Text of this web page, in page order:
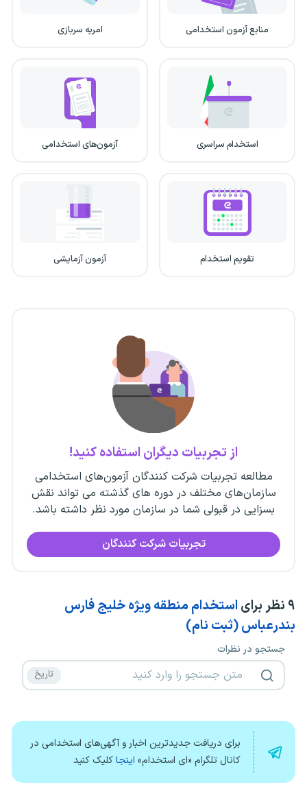
منابع آزمون استخدامی امریه سربازی
استخدام سراسری آزمون‌های استخدامی
تقویم استخدام آزمون آزمایشی
از تجربیات دیگران استفاده کنید!
مطالعه تجربیات شرکت کنندگان آزمون‌های استخدامی
سازمان‌های مختلف در دوره های گذشته می تواند نقش
بسزایی در قبولی شما در سازمان مورد نظر داشته باشد.
تجربیات شرکت کنندگان
۹ نظر برای استخدام منطقه ویژه خلیج فارس
بندرعباس (ثبت نام)
جستجو در نظرات
برای دریافت جدیدترین اخبار و آگهی‌های استخدامی در
کانال تلگرام «ای استخدام» اینجاکلیک کنید